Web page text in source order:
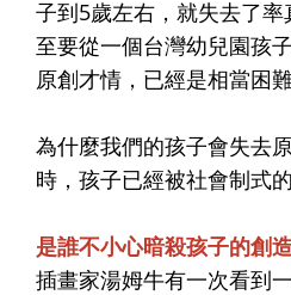
子到5歲左右，就失去了
至要從一個台灣幼兒園孩
原創才情，已經是相當困難
為什麼我們的孩子會失去
時，孩子已經被社會制式
是誰不小心暗殺孩子的創
插畫家湯姆牛有一次看到